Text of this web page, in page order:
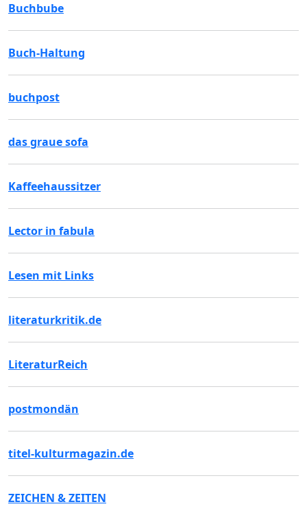
Buchbube
Buch-Haltung
buchpost
das graue sofa
Kaffeehaussitzer
Lector in fabula
Lesen mit Links
literaturkritik.de
LiteraturReich
postmondän
titel-kulturmagazin.de
ZEICHEN & ZEITEN